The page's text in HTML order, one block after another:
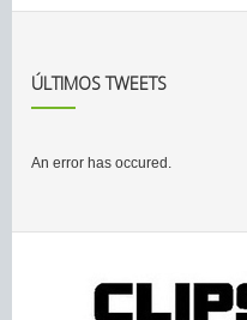
ÚLTIMOS TWEETS
An error has occured.